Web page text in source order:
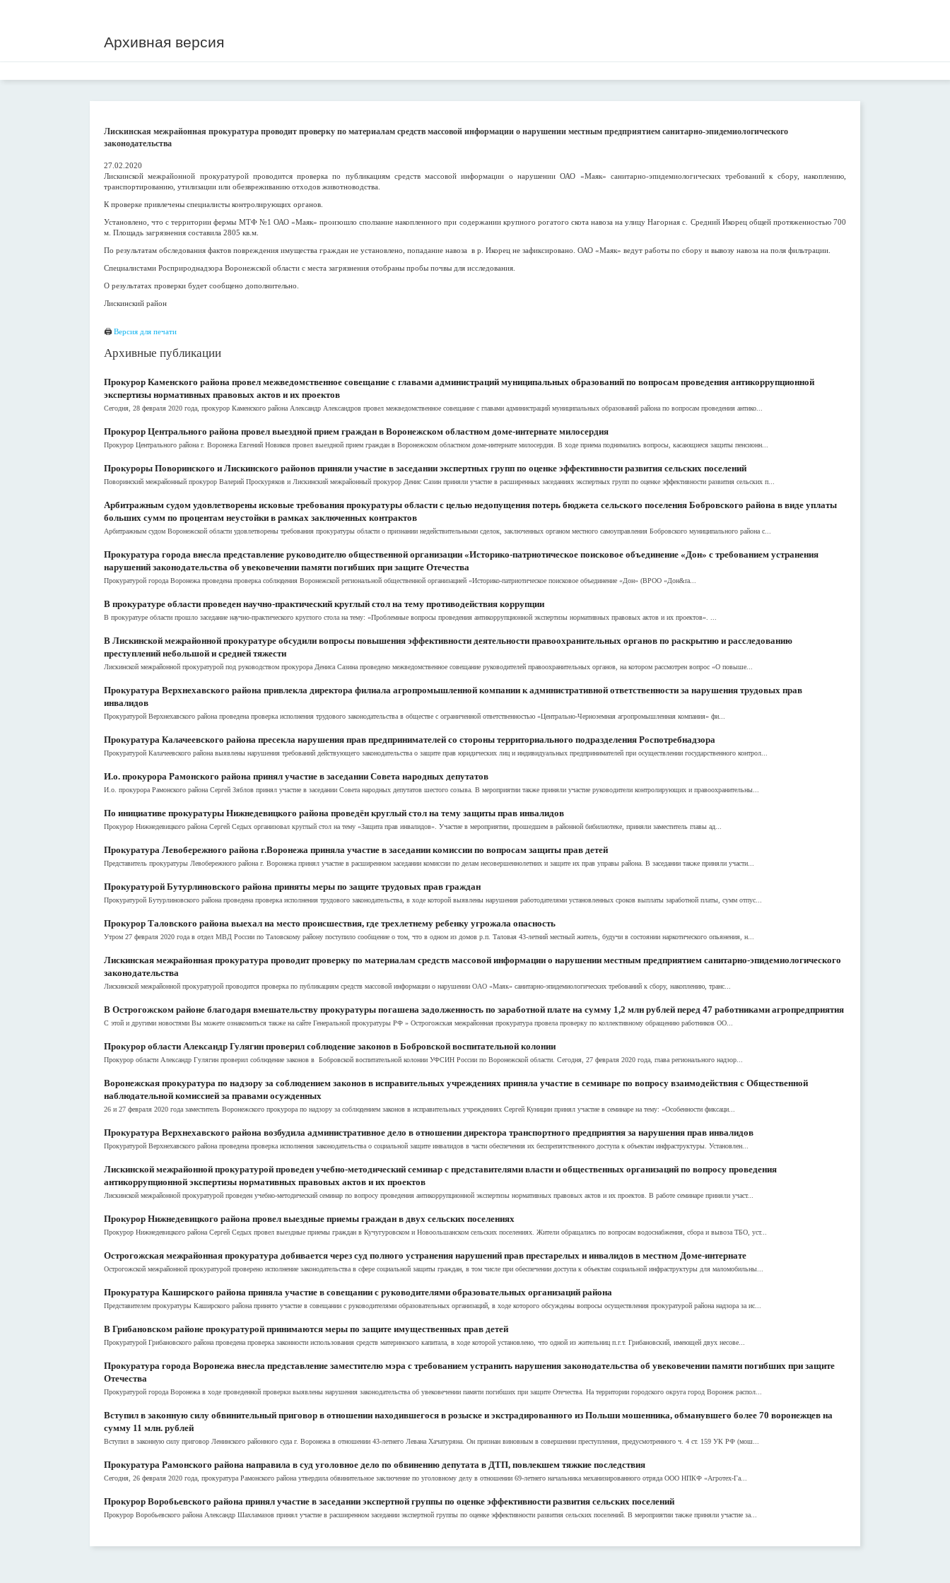
Архивная версия
Лискинская межрайонная прокуратура проводит проверку по материалам средств массовой информации о нарушении местным предприятием санитарно-эпидемиологического
законодательства
27.02.2020
Лискинской межрайонной прокуратурой проводится проверка по публикациям средств массовой информации о нарушении ОАО «Маяк» санитарно-эпидемиологических требований к сбору, накоплению,
транспортированию, утилизации или обезвреживанию отходов животноводства.
К проверке привлечены специалисты контролирующих органов.
Установлено, что с территории фермы МТФ №1 ОАО «Маяк» произошло сползание накопленного при содержании крупного рогатого скота навоза на улицу Нагорная с. Средний Икорец общей протяженностью 700
м. Площадь загрязнения составила 2805 кв.м.
По результатам обследования фактов повреждения имущества граждан не установлено, попадание навоза в р. Икорец не зафиксировано. ОАО «Маяк» ведут работы по сбору и вывозу навоза на поля фильтрации.
Специалистами Росприроднадзора Воронежской области с места загрязнения отобраны пробы почвы для исследования.
О результатах проверки будет сообщено дополнительно.
Лискинский район
🖨 Версия для печати
Архивные публикации
Прокурор Каменского района провел межведомственное совещание с главами администраций муниципальных образований по вопросам проведения антикоррупционной
экспертизы нормативных правовых актов и их проектов
Сегодня, 28 февраля 2020 года, прокурор Каменского района Александр Александров провел межведомственное совещание с главами администраций муниципальных образований района по вопросам проведения антико...
Прокурор Центрального района провел выездной прием граждан в Воронежском областном доме-интернате милосердия
Прокурор Центрального района г. Воронежа Евгений Новиков провел выездной прием граждан в Воронежском областном доме-интернате милосердия. В ходе приема поднимались вопросы, касающиеся защиты пенсионн...
Прокуроры Поворинского и Лискинского районов приняли участие в заседании экспертных групп по оценке эффективности развития сельских поселений
Поворинский межрайонный прокурор Валерий Проскуряков и Лискинский межрайонный прокурор Денис Сазин приняли участие в расширенных заседаниях экспертных групп по оценке эффективности развития сельских п...
Арбитражным судом удовлетворены исковые требования прокуратуры области с целью недопущения потерь бюджета сельского поселения Бобровского района в виде уплаты
больших сумм по процентам неустойки в рамках заключенных контрактов
Арбитражным судом Воронежской области удовлетворены требования прокуратуры области о признании недействительными сделок, заключенных органом местного самоуправления Бобровского муниципального района с...
Прокуратура города внесла представление руководителю общественной организации «Историко-патриотическое поисковое объединение «Дон» с требованием устранения
нарушений законодательства об увековечении памяти погибших при защите Отечества
Прокуратурой города Воронежа проведена проверка соблюдения Воронежской региональной общественной организацией «Историко-патриотическое поисковое объединение «Дон» (ВРОО «Дон&ra...
В прокуратуре области проведен научно-практический круглый стол на тему противодействия коррупции
В прокуратуре области прошло заседание научно-практического круглого стола на тему: «Проблемные вопросы проведения антикоррупционной экспертизы нормативных правовых актов и их проектов». ...
В Лискинской межрайонной прокуратуре обсудили вопросы повышения эффективности деятельности правоохранительных органов по раскрытию и расследованию
преступлений небольшой и средней тяжести
Лискинской межрайонной прокуратурой под руководством прокурора Дениса Сазина проведено межведомственное совещание руководителей правоохранительных органов, на котором рассмотрен вопрос «О повыше...
Прокуратура Верхнехавского района привлекла директора филиала агропромышленной компании к административной ответственности за нарушения трудовых прав
инвалидов
Прокуратурой Верхнехавского района проведена проверка исполнения трудового законодательства в обществе с ограниченной ответственностью «Центрально-Черноземная агропромышленная компания» фи...
Прокуратура Калачеевского района пресекла нарушения прав предпринимателей со стороны территориального подразделения Роспотребнадзора
Прокуратурой Калачеевского района выявлены нарушения требований действующего законодательства о защите прав юридических лиц и индивидуальных предпринимателей при осуществлении государственного контрол...
И.о. прокурора Рамонского района принял участие в заседании Совета народных депутатов
И.о. прокурора Рамонского района Сергей Зяблов принял участие в заседании Совета народных депутатов шестого созыва. В мероприятии также приняли участие руководители контролирующих и правоохранительны...
По инициативе прокуратуры Нижнедевицкого района проведён круглый стол на тему защиты прав инвалидов
Прокурор Нижнедевицкого района Сергей Седых организовал круглый стол на тему «Защита прав инвалидов». Участие в мероприятии, прошедшем в районной бибилиотеке, приняли заместитель главы ад...
Прокуратура Левобережного района г.Воронежа приняла участие в заседании комиссии по вопросам защиты прав детей
Представитель прокуратуры Левобережного района г. Воронежа принял участие в расширенном заседании комиссии по делам несовершеннолетних и защите их прав управы района. В заседании также приняли участи...
Прокуратурой Бутурлиновского района приняты меры по защите трудовых прав граждан
Прокуратурой Бутурлиновского района проведена проверка исполнения трудового законодательства, в ходе которой выявлены нарушения работодателями установленных сроков выплаты заработной платы, сумм отпус...
Прокурор Таловского района выехал на место происшествия, где трехлетнему ребенку угрожала опасность
Утром 27 февраля 2020 года в отдел МВД России по Таловскому району поступило сообщение о том, что в одном из домов р.п. Таловая 43-летний местный житель, будучи в состоянии наркотического опьянения, н...
Лискинская межрайонная прокуратура проводит проверку по материалам средств массовой информации о нарушении местным предприятием санитарно-эпидемиологического
законодательства
Лискинской межрайонной прокуратурой проводится проверка по публикациям средств массовой информации о нарушении ОАО «Маяк» санитарно-эпидемиологических требований к сбору, накоплению, транс...
В Острогожском районе благодаря вмешательству прокуратуры погашена задолженность по заработной плате на сумму 1,2 млн рублей перед 47 работниками агропредприятия
С этой и другими новостями Вы можете ознакомиться также на сайте Генеральной прокуратуры РФ » Острогожская межрайонная прокуратура провела проверку по коллективному обращению работников ОО...
Прокурор области Александр Гулягин проверил соблюдение законов в Бобровской воспитательной колонии
Прокурор области Александр Гулягин проверил соблюдение законов в Бобровской воспитательной колонии УФСИН России по Воронежской области. Сегодня, 27 февраля 2020 года, глава регионального надзор...
Воронежская прокуратура по надзору за соблюдением законов в исправительных учреждениях приняла участие в семинаре по вопросу взаимодействия с Общественной
наблюдательной комиссией за правами осужденных
26 и 27 февраля 2020 года заместитель Воронежского прокурора по надзору за соблюдением законов в исправительных учреждениях Сергей Куницин принял участие в семинаре на тему: «Особенности фиксаци...
Прокуратура Верхнехавского района возбудила административное дело в отношении директора транспортного предприятия за нарушения прав инвалидов
Прокуратурой Верхнехавского района проведена проверка исполнения законодательства о социальной защите инвалидов в части обеспечения их беспрепятственного доступа к объектам инфраструктуры. Установлен...
Лискинской межрайонной прокуратурой проведен учебно-методический семинар с представителями власти и общественных организаций по вопросу проведения
антикоррупционной экспертизы нормативных правовых актов и их проектов
Лискинской межрайонной прокуратурой проведен учебно-методический семинар по вопросу проведения антикоррупционной экспертизы нормативных правовых актов и их проектов. В работе семинаре приняли участ...
Прокурор Нижнедевицкого района провел выездные приемы граждан в двух сельских поселениях
Прокурор Нижнедевицкого района Сергей Седых провел выездные приемы граждан в Кучугуровском и Новоольшанском сельских поселениях. Жители обращались по вопросам водоснабжения, сбора и вывоза ТБО, уст...
Острогожская межрайонная прокуратура добивается через суд полного устранения нарушений прав престарелых и инвалидов в местном Доме-интернате
Острогожской межрайонной прокуратурой проверено исполнение законодательства в сфере социальной защиты граждан, в том числе при обеспечении доступа к объектам социальной инфраструктуры для маломобильны...
Прокуратура Каширского района приняла участие в совещании с руководителями образовательных организаций района
Представителем прокуратуры Каширского района принято участие в совещании с руководителями образовательных организаций, в ходе которого обсуждены вопросы осуществления прокуратурой района надзора за ис...
В Грибановском районе прокуратурой принимаются меры по защите имущественных прав детей
Прокуратурой Грибановского района проведена проверка законности использования средств материнского капитала, в ходе которой установлено, что одной из жительниц п.г.т. Грибановский, имеющей двух несове...
Прокуратура города Воронежа внесла представление заместителю мэра с требованием устранить нарушения законодательства об увековечении памяти погибших при защите
Отечества
Прокуратурой города Воронежа в ходе проведенной проверки выявлены нарушения законодательства об увековечении памяти погибших при защите Отечества. На территории городского округа город Воронеж распол...
Вступил в законную силу обвинительный приговор в отношении находившегося в розыске и экстрадированного из Польши мошенника, обманувшего более 70 воронежцев на
сумму 11 млн. рублей
Вступил в законную силу приговор Ленинского районного суда г. Воронежа в отношении 43-летнего Левана Хачатуряна. Он признан виновным в совершении преступления, предусмотренного ч. 4 ст. 159 УК РФ (мош...
Прокуратура Рамонского района направила в суд уголовное дело по обвинению депутата в ДТП, повлекшем тяжкие последствия
Сегодня, 26 февраля 2020 года, прокуратура Рамонского района утвердила обвинительное заключение по уголовному делу в отношении 69-летнего начальника механизированного отряда ООО НПКФ «Агротех-Га...
Прокурор Воробьевского района принял участие в заседании экспертной группы по оценке эффективности развития сельских поселений
Прокурор Воробьевского района Александр Шахламазов принял участие в расширенном заседании экспертной группы по оценке эффективности развития сельских поселений. В мероприятии также приняли участие за...